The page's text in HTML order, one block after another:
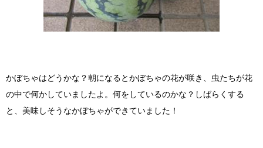
かぼちゃはどうかな？朝になるとかぼちゃの花が咲き、虫たちが花
の中で何かしていましたよ。何をしているのかな？しばらくする
と、美味しそうなかぼちゃができていました！